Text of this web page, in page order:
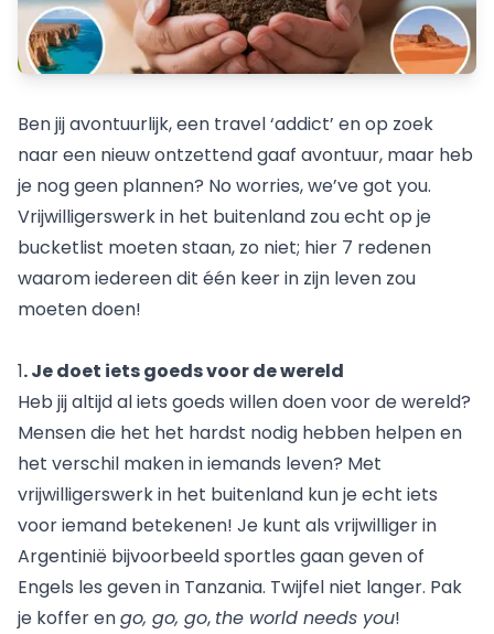
Ben jij avontuurlijk, een travel ‘addict’ en op zoek
naar een nieuw ontzettend gaaf avontuur, maar heb
je nog geen plannen? No worries, we’ve got you.
Vrijwilligerswerk in het buitenland zou echt op je
bucketlist moeten staan, zo niet; hier 7 redenen
waarom iedereen dit één keer in zijn leven zou
moeten doen!
1. Je doet iets goeds voor de wereld
Heb jij altijd al iets goeds willen doen voor de wereld?
Mensen die het het hardst nodig hebben helpen en
het verschil maken in iemands leven? Met
vrijwilligerswerk in het buitenland kun je echt iets
voor iemand betekenen! Je kunt als vrijwilliger in
Argentinië bijvoorbeeld sportles gaan geven of
Engels les geven in Tanzania. Twijfel niet langer. Pak
je koffer engo, go, go, the world needs you!